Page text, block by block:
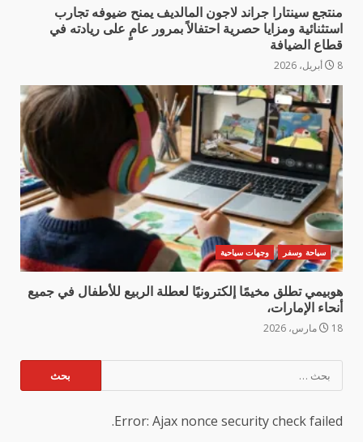
منتجع سينتارا جراند لاجون المالديف يمنح ضيوفه تجارب
استثنائية ومزايا حصرية احتفالاً بمرور عامٍ على ريادته في
قطاع الضيافة
8 أبريل، 2026
سياحة وسفر وجهات سياحية
هوبيمي تطلق مخيمًا إلكترونيًا لعطلة الربيع للأطفال في جميع
أنحاء الإمارات،
18 مارس، 2026
عن:
Error: Ajax nonce security check failed.